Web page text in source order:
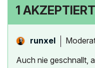
1
runxel
Auch nie geschnallt,